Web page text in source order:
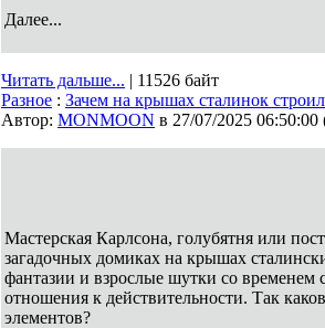
Далее...
Читать дальше... | 11526 байт
Разное : Зачем на крышах сталинок
Автор: MONMOON в 27/07/2025 06:50:00
Мастерская Карлсона, голубятня или
загадочных домиках на крышах
фантазии и взрослые шутки со временем
отношения к действительности. Так
элементов?